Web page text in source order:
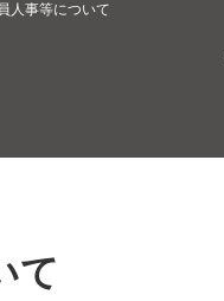
人事等について
て